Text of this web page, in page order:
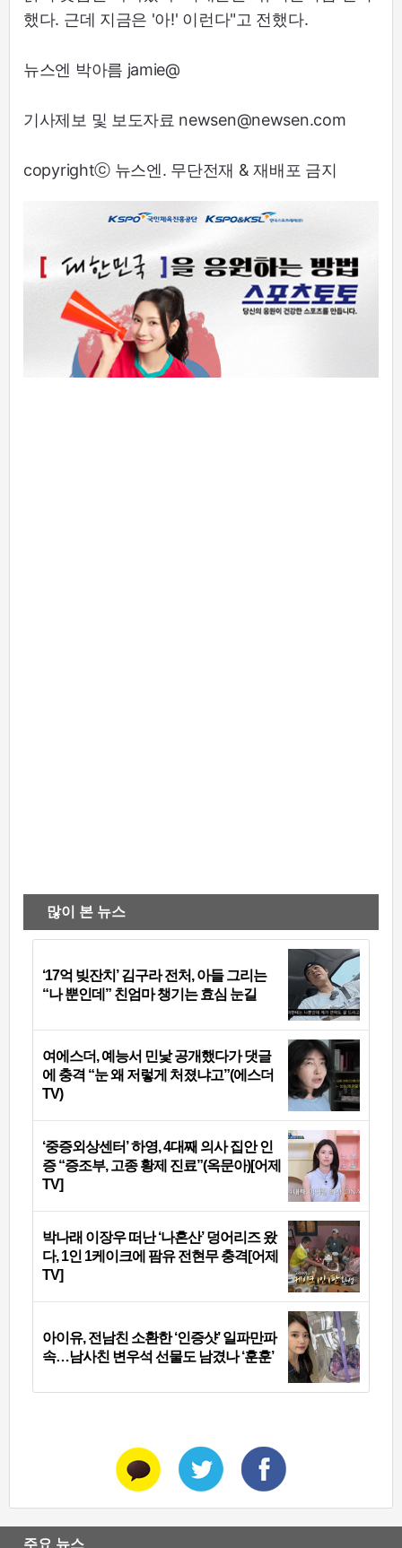
했다. 근데 지금은 '아!' 이런다"고 전했다.
뉴스엔 박아름 jamie@
기사제보 및 보도자료 newsen@newsen.com
copyrightⓒ 뉴스엔. 무단전재 & 재배포 금지
많이 본 뉴스
‘17억 빚잔치’ 김구라 전처, 아들 그리는
“나 뿐인데” 친엄마 챙기는 효심 눈길
여에스더, 예능서 민낯 공개했다가 댓글
에 충격 “눈 왜 저렇게 처졌냐고”(에스더
TV)
‘중증외상센터’ 하영, 4대째 의사 집안 인
증 “증조부, 고종 황제 진료”(옥문아)[어제
TV]
박나래 이장우 떠난 ‘나혼산’ 덩어리즈 왔
다, 1인 1케이크에 팜유 전현무 충격[어제
TV]
아이유, 전남친 소환한 ‘인증샷’ 일파만파
속…남사친 변우석 선물도 남겼나 ‘훈훈’
주요 뉴스